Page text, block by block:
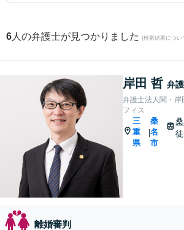
6 人の弁護士が見つかりました (検索結果につい
岸田 哲 弁
弁護士法人関・岸
フィス
三
重
県
|
桑
名
市
離婚審判